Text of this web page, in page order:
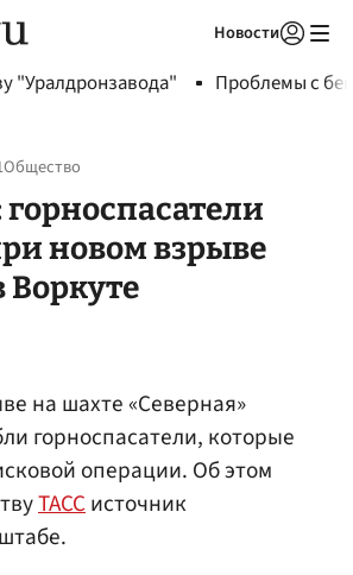
Новости
"Уралдронзавода" Проблемы с
Общество
новом взрыве
Воркуте
на шахте «Северная»
горноспасатели, которые
операции. Об этом
ТАССисточник